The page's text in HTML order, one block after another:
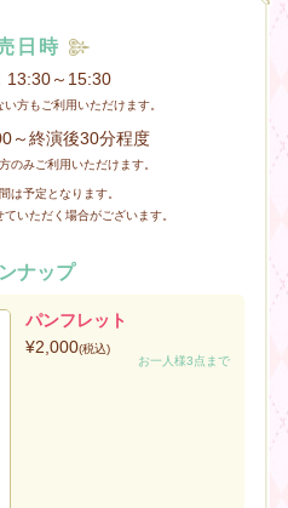
日時
13:30～15:30
方もご利用いただけます。
～終演後30分程度
のみご利用いただけます。
は予定となります。
いただく場合がございます。
ナップ
パンフレット
¥2,000(税込)
お一人様3点まで